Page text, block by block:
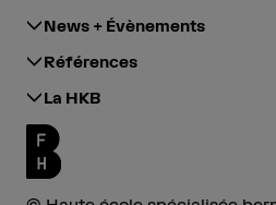
News + Évènements
Références
La HKB